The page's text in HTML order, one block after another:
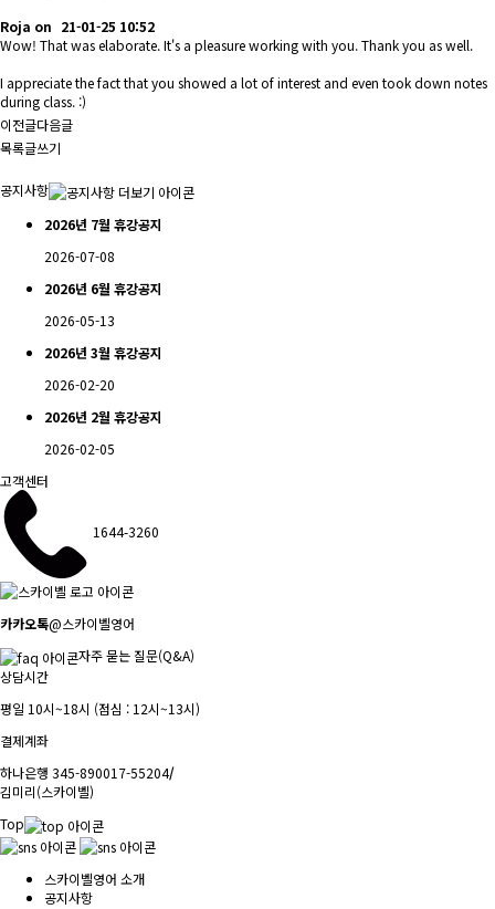
Roja on 21-01-25 10:52
Wow! That was elaborate. It's a pleasure working with you. Thank you as well.
I appreciate the fact that you showed a lot of interest and even took down notes
during class. :)
이전글다음글
목록글쓰기
공지사항
2026년 7월 휴강공지
2026-07-08
2026년 6월 휴강공지
2026-05-13
2026년 3월 휴강공지
2026-02-20
2026년 2월 휴강공지
2026-02-05
고객센터
1644-3260
카카오톡@스카이벨영어
자주 묻는 질문(Q&A)
상담시간
평일 10시~18시 (점심 : 12시~13시)
결제계좌
하나은행 345-890017-55204/
김미리(스카이벨)
Top
스카이벨영어 소개
공지사항